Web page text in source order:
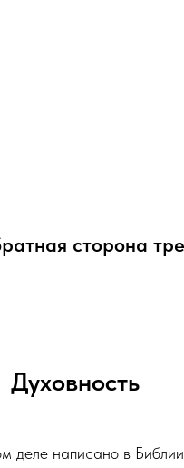
сторона
Духовность
деле написано в